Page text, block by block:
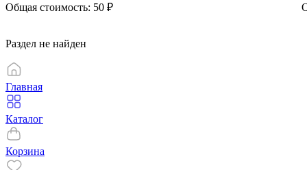
Общая стоимость: 50 ₽
Раздел не найден
Главная
Каталог
Корзина